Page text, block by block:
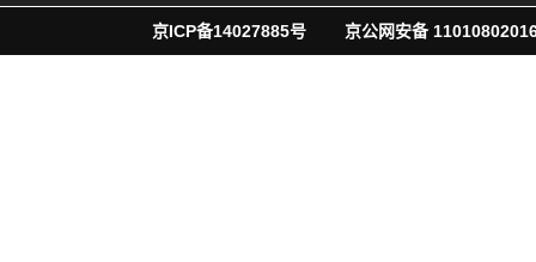
京ICP备14027885号 京公网安备